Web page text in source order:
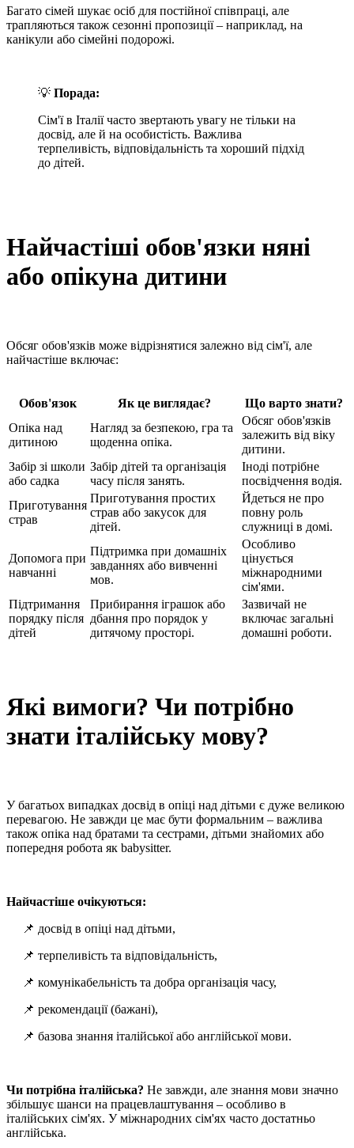
Багато сімей шукає осіб для постійної співпраці, але
трапляються також сезонні пропозиції – наприклад, на
канікули або сімейні подорожі.
💡 Порада:
Сім'ї в Італії часто звертають увагу не тільки на
досвід, але й на особистість. Важлива
терпеливість, відповідальність та хороший підхід
до дітей.
Найчастіші обов'язки няні
або опікуна дитини
Обсяг обов'язків може відрізнятися залежно від сім'ї, але
найчастіше включає:
Обов'язок Як це виглядає?
Що варто знати?
Опіка над
дитиною
Нагляд за безпекою, гра та
щоденна опіка.
Обсяг обов'язків
залежить від віку
дитини.
Забір зі школи
або садка
Забір дітей та організація
часу після занять.
Іноді потрібне
посвідчення водія.
Приготування
страв
Приготування простих
страв або закусок для
дітей.
Йдеться не про
повну роль
служниці в домі.
Допомога при
навчанні
Підтримка при домашніх
завданнях або вивченні
мов.
Особливо
цінується
міжнародними
сім'ями.
Підтримання
порядку після
дітей
Прибирання іграшок або
дбання про порядок у
дитячому просторі.
Зазвичай не
включає загальні
домашні роботи.
Які вимоги? Чи потрібно
знати італійську мову?
У багатьох випадках досвід в опіці над дітьми є дуже великою
перевагою. Не завжди це має бути формальним – важлива
також опіка над братами та сестрами, дітьми знайомих або
попередня робота як babysitter.
Найчастіше очікуються:
📌 досвід в опіці над дітьми,
📌 терпеливість та відповідальність,
📌 комунікабельність та добра організація часу,
📌 рекомендації (бажані),
📌 базова знання італійської або англійської мови.
Чи потрібна італійська? Не завжди, але знання мови значно
збільшує шанси на працевлаштування – особливо в
італійських сім'ях. У міжнародних сім'ях часто достатньо
англійська.